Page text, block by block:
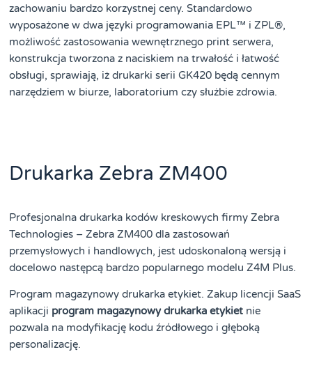
zachowaniu bardzo korzystnej ceny. Standardowo
wyposażone w dwa języki programowania EPL™ i ZPL®,
możliwość zastosowania wewnętrznego print serwera,
konstrukcja tworzona z naciskiem na trwałość i łatwość
obsługi, sprawiają, iż drukarki serii GK420 będą cennym
narzędziem w biurze, laboratorium czy służbie zdrowia.
Drukarka Zebra ZM400
Profesjonalna drukarka kodów kreskowych firmy Zebra
Technologies – Zebra ZM400 dla zastosowań
przemysłowych i handlowych, jest udoskonaloną wersją i
docelowo następcą bardzo popularnego modelu Z4M Plus.
Program magazynowy drukarka etykiet. Zakup licencji SaaS
aplikacji program magazynowy drukarka etykiet nie
pozwala na modyfikację kodu źródłowego i głęboką
personalizację.